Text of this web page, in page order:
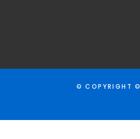
© COPYRIGHT